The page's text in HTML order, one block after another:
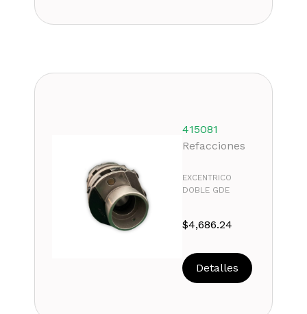
415081
Refacciones
EXCENTRICO
DOBLE GDE
$4,686.24
Detalles